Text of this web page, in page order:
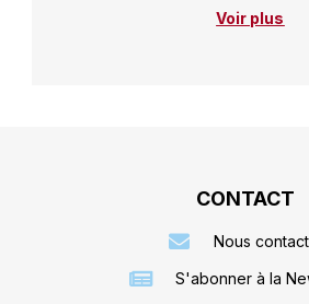
Voir plus
CONTACT
Nous
S'abonner à la